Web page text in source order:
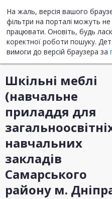
На жаль, версія вашого
фільтри на порталі можуть
працювати. Оновіть, будь
коректної роботи пошуку.
вимоги до версій браузера за
Інформація
Шкільні меблі
(навчальне
приладдя для
навчальних
закладів
Самарського
району м.